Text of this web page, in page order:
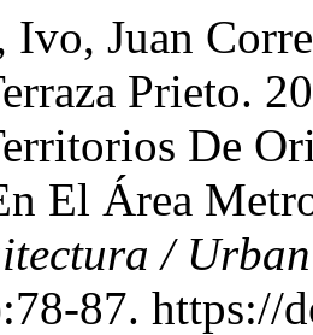
Ivo, Juan
Prieto.
De
El Área
/
87. https://